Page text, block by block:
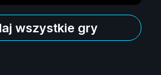
wszystkie gry